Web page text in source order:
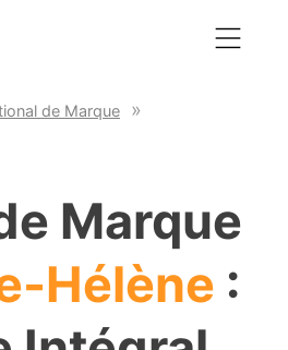
de Marque
Marque
Hélène :